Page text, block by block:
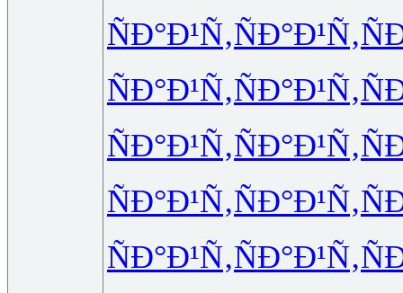
ÑÐ°Ð¹Ñ‚ÑÐ°Ð¹Ñ‚
ÑÐ°Ð¹Ñ‚ÑÐ°Ð¹Ñ‚
ÑÐ°Ð¹Ñ‚ÑÐ°Ð¹Ñ‚
ÑÐ°Ð¹Ñ‚ÑÐ°Ð¹Ñ‚
ÑÐ°Ð¹Ñ‚ÑÐ°Ð¹Ñ‚